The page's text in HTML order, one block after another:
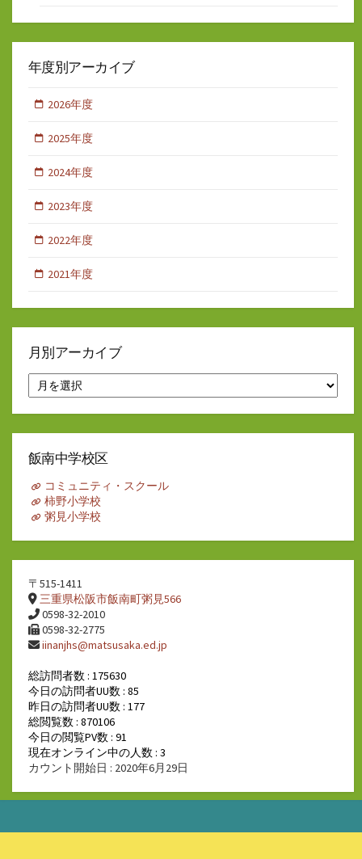
年度別アーカイブ
2026年度
2025年度
2024年度
2023年度
2022年度
2021年度
月別アーカイブ
別
ア
イ
飯南中学校区
コミュニティ・スクール
柿野小学校
粥見小学校
〒515-1411
三重県松阪市飯南町粥見566
0598-32-2010
0598-32-2775
iinanjhs@matsusaka.ed.jp
総訪問者数 : 175630
今日の訪問者UU数 : 85
昨日の訪問者UU数 : 177
総閲覧数 : 870106
今日の閲覧PV数 : 91
現在オンライン中の人数 : 3
カウント開始日 : 2020年6月29日